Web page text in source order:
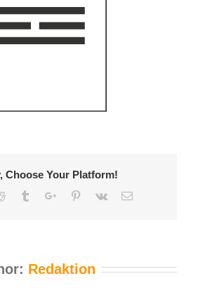
Choose Your Platform!
Reddit TumblrGoogle+Pinterest
Vk Email
Redaktion